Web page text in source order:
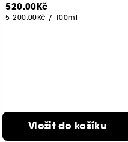
520.00Kč
5 200.00Kč / 100ml
Vložit do košíku